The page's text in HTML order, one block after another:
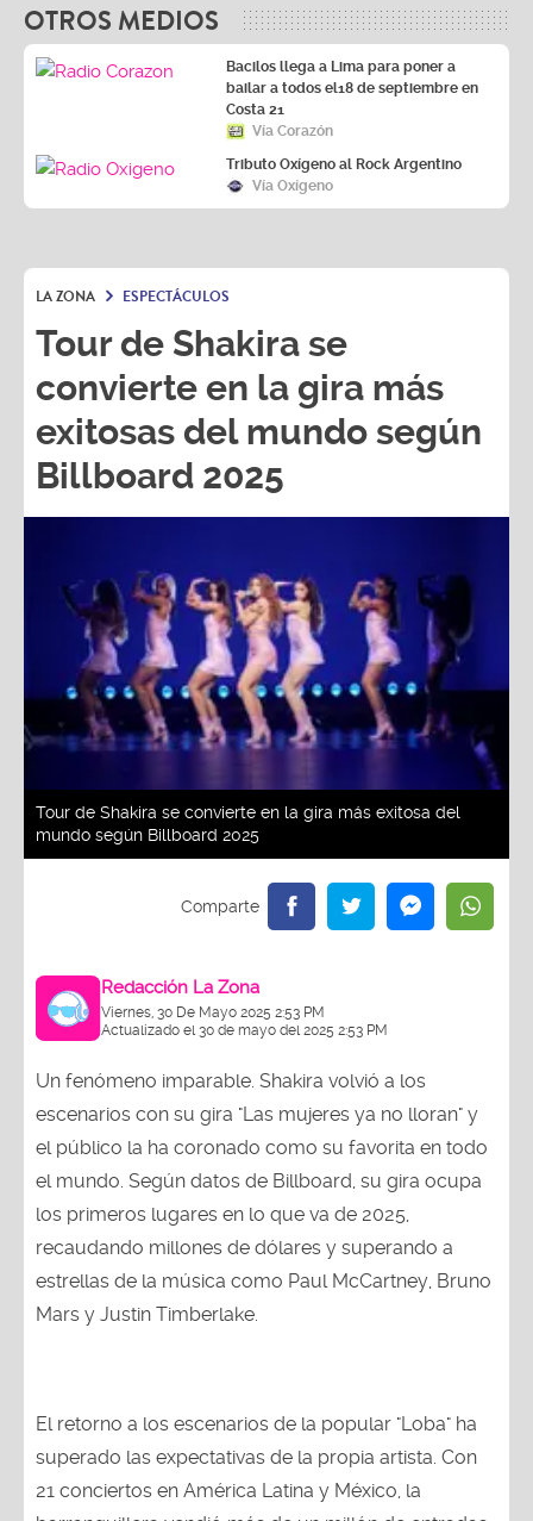
OTROS MEDIOS
Bacilos llega a Lima para poner a
bailar a todos el18 de septiembre en
Costa 21
Vía Corazón
Tributo Oxígeno al Rock Argentino
Vía Oxígeno
LA ZONA ESPECTÁCULOS
Tour de Shakira se
convierte en la gira más
exitosas del mundo según
Billboard 2025
Tour de Shakira se convierte en la gira más exitosa del
mundo según Billboard 2025
Redacción La Zona
Viernes, 30 De Mayo 2025 2:53 PM
Actualizado el 30 de mayo del 2025 2:53 PM
Un fenómeno imparable. Shakira volvió a los
escenarios con su gira "Las mujeres ya no lloran" y
el público la ha coronado como su favorita en todo
el mundo. Según datos de Billboard, su gira ocupa
los primeros lugares en lo que va de 2025,
recaudando millones de dólares y superando a
estrellas de la música como Paul McCartney, Bruno
Mars y Justin Timberlake.
El retorno a los escenarios de la popular "Loba" ha
superado las expectativas de la propia artista. Con
21 conciertos en América Latina y México, la